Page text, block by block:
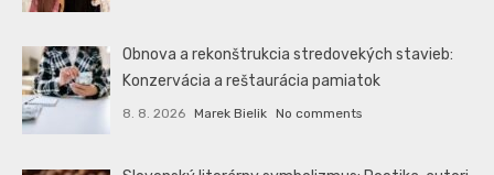
Obnova a rekonštrukcia stredovekých stavieb:
Konzervácia a reštaurácia pamiatok
8. 8. 2026 Marek Bielik No comments